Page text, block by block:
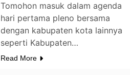
Tomohon masuk dalam agenda
hari pertama pleno bersama
dengan kabupaten kota lainnya
seperti Kabupaten…
Read More